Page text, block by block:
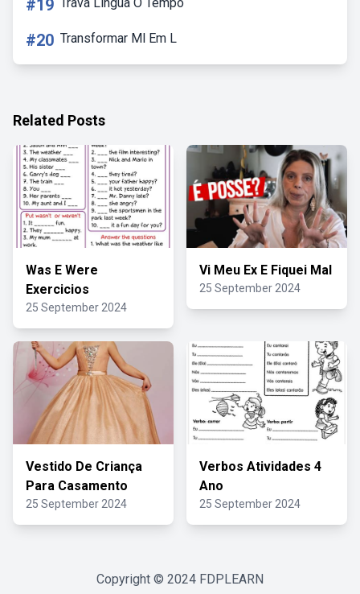
#19
#20 Transformar Ml Em L
Related Posts
Was E Were
Exercicios
25 September 2024
Vi Meu Ex E Fiquei Mal
25 September 2024
Vestido De Criança
Para Casamento
25 September 2024
Verbos Atividades 4
Ano
25 September 2024
Copyright © 2024 FDPLEARN